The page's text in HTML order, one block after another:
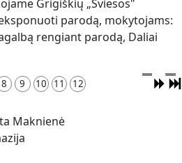
Grigiškių „Šviesos"
parodą, mokytojams:
rengiant parodą, Daliai
8 9 10 11 12
Maknienė